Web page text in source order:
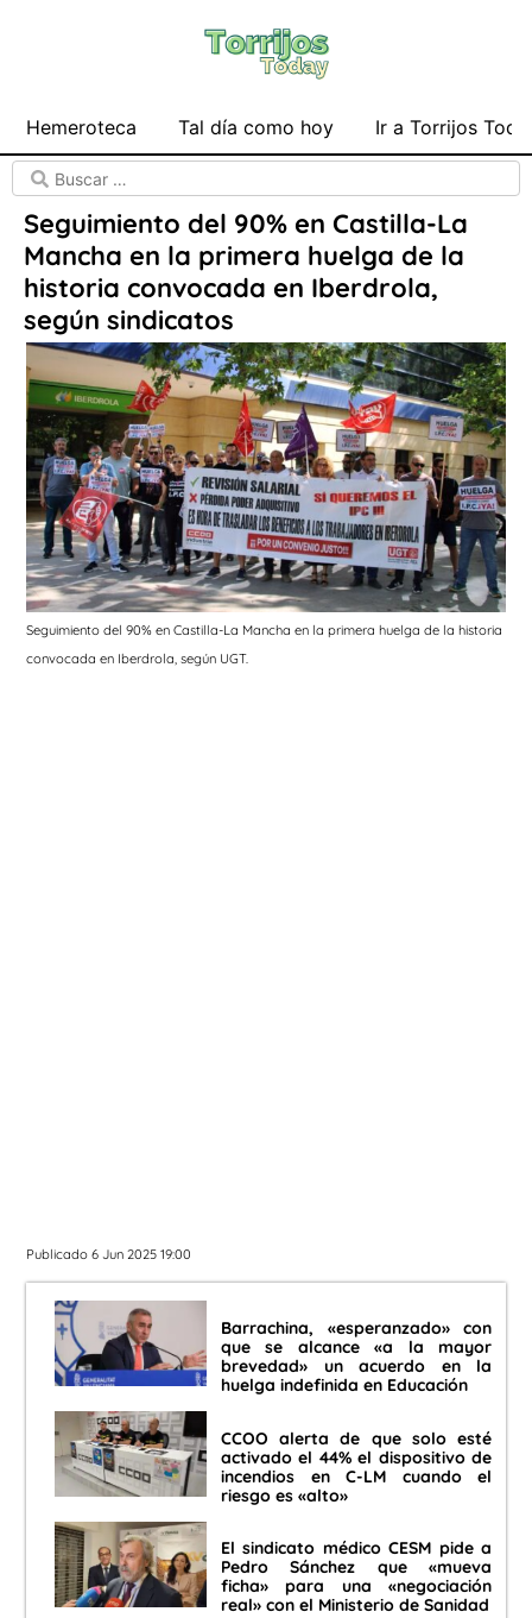
Hemeroteca Tal día como hoy Ir a Torrijos
Seguimiento del 90% en Castilla-La
Mancha en la primera huelga de la
historia convocada en Iberdrola,
según sindicatos
Seguimiento del 90% en Castilla-La Mancha en la primera huelga de la historia
convocada en Iberdrola, según UGT.
Publicado 6 Jun 2025 19:00
Barrachina, «esperanzado» con
que se alcance «a la mayor
brevedad» un acuerdo en la
huelga indefinida en Educación
CCOO alerta de que solo esté
activado el 44% el dispositivo de
incendios en C-LM cuando el
riesgo es «alto»
El sindicato médico CESM pide a
Pedro Sánchez que «mueva
ficha» para una «negociación
real» con el Ministerio de Sanidad